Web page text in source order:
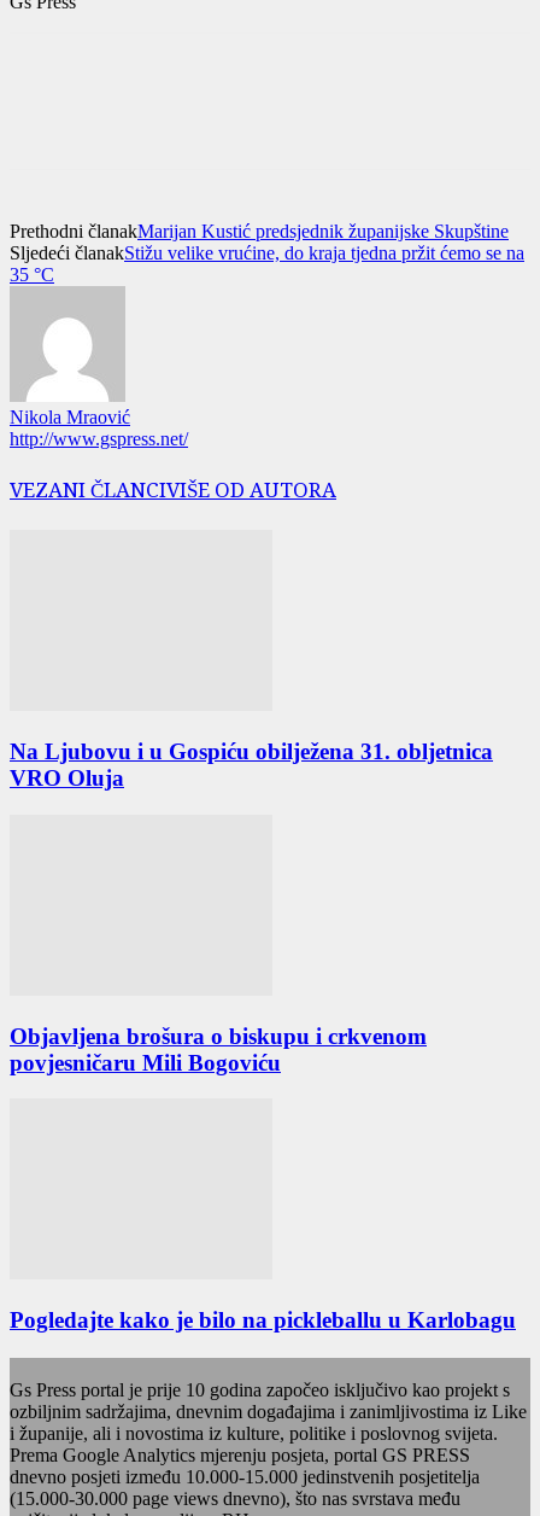
Prethodni članakMarijan Kustić predsjednik županijske Skupštine
Sljedeći članakStižu velike vrućine, do kraja tjedna pržit ćemo se na
35 °C
Nikola Mraović
http://www.gspress.net/
VEZANI ČLANCIVIŠE OD AUTORA
Na Ljubovu i u Gospiću obilježena 31. obljetnica
VRO Oluja
Objavljena brošura o biskupu i crkvenom
povjesničaru Mili Bogoviću
Pogledajte kako je bilo na pickleballu u Karlobagu
Gs Press portal je prije 10 godina započeo isključivo kao projekt s
ozbiljnim sadržajima, dnevnim događajima i zanimljivostima iz Like
i županije, ali i novostima iz kulture, politike i poslovnog svijeta.
Prema Google Analytics mjerenju posjeta, portal GS PRESS
dnevno posjeti između 10.000-15.000 jedinstvenih posjetitelja
(15.000-30.000 page views dnevno), što nas svrstava među